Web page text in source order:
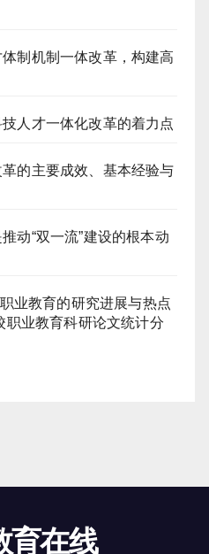
制机制一体改革，构建高
人才一体化改革的着力点
的主要成效、基本经验与
动“双一流”建设的根本动
业教育的研究进展与热点
业教育科研论文统计分
育在线